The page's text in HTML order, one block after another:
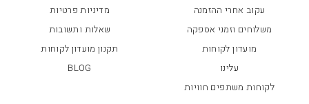
עקוב אחרי ההזמנה
מדיניות פרטיות
משלוחים וזמני אספקה
שאלות ותשובות
מועדון לקוחות
תקנון מועדון לקוחות
עלינו
BLOG
לקוחות משתפים חוויות